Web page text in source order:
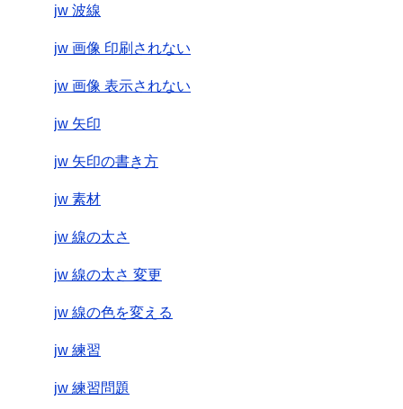
jw 波線
jw 画像 印刷されない
jw 画像 表示されない
jw 矢印
jw 矢印の書き方
jw 素材
jw 線の太さ
jw 線の太さ 変更
jw 線の色を変える
jw 練習
jw 練習問題